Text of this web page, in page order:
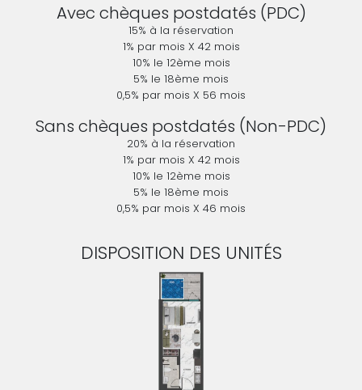
Avec chèques postdatés (PDC)
15% à la réservation
1% par mois X 42 mois
10% le 12ème mois
5% le 18ème mois
0,5% par mois X 56 mois
Sans chèques postdatés (Non-PDC)
20% à la réservation
1% par mois X 42 mois
10% le 12ème mois
5% le 18ème mois
0,5% par mois X 46 mois
DISPOSITION DES UNITÉS